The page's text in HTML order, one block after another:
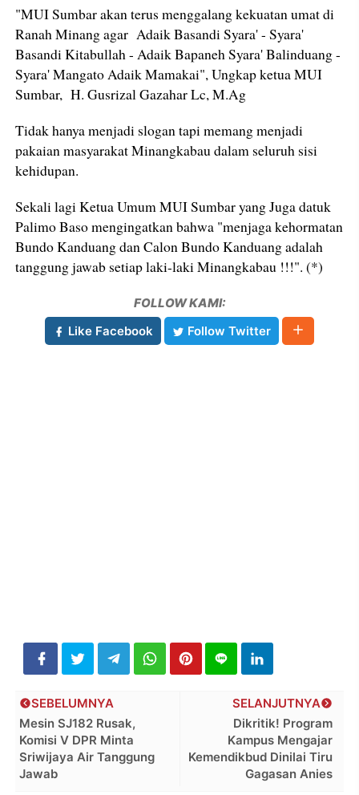
"MUI Sumbar akan terus menggalang kekuatan umat di
Ranah Minang agar Adaik Basandi Syara' - Syara'
Basandi Kitabullah - Adaik Bapaneh Syara' Balinduang -
Syara' Mangato Adaik Mamakai", Ungkap ketua MUI
Sumbar, H. Gusrizal Gazahar Lc, M.Ag
Tidak hanya menjadi slogan tapi memang menjadi
pakaian masyarakat Minangkabau dalam seluruh sisi
kehidupan.
Sekali lagi Ketua Umum MUI Sumbar yang Juga datuk
Palimo Baso mengingatkan bahwa "menjaga kehormatan
Bundo Kanduang dan Calon Bundo Kanduang adalah
tanggung jawab setiap laki-laki Minangkabau !!!". (*)
FOLLOW KAMI:
Like Facebook
Follow Twitter
SELANJUTNYA
Dikritik! Program
Kampus Mengajar
Kemendikbud Dinilai Tiru
Gagasan Anies
SEBELUMNYA
Mesin SJ182 Rusak,
Komisi V DPR Minta
Sriwijaya Air Tanggung
Jawab